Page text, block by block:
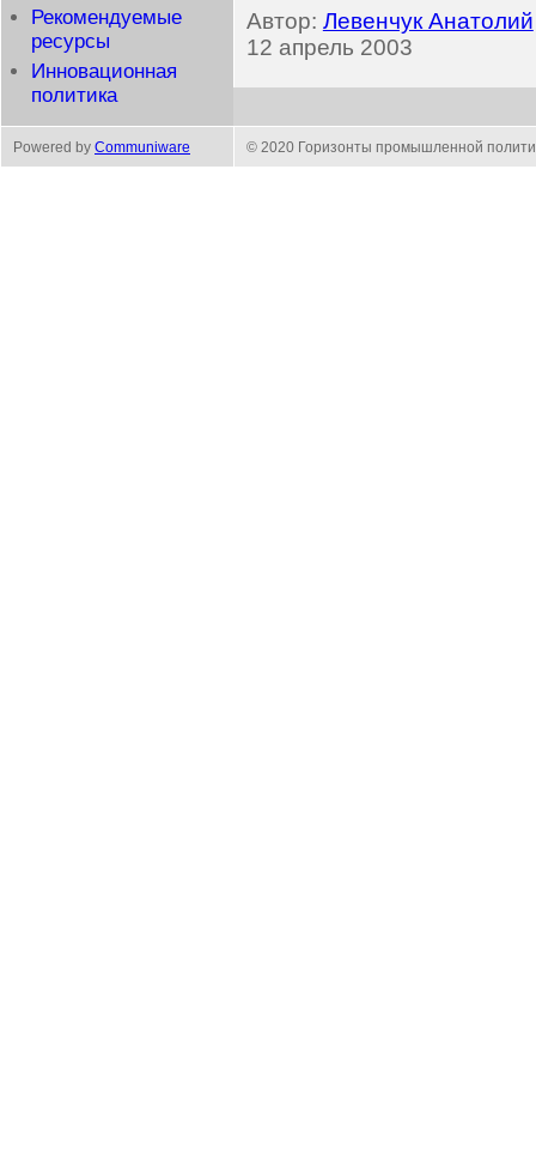
Рекомендуемые
ресурсы
Инновационная
политика
Автор: Левенчук Анатолий
12 апрель 2003
Powered by Communiware © 2020 Горизонты промышленной